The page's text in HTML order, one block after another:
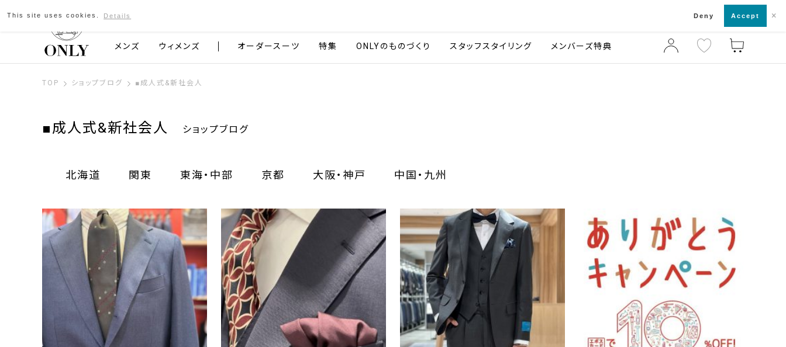
京都発のスーツブランド ONLY 店舗一覧・来店予約
メンズ ウィメンズ オーダースーツ 特集 ONLYのものづくり スタッフスタイリング メンバーズ特典
TOP ショップブログ ■成人式&新社会人
■成人式&新社会人 ショップブログ
北海道 関東 東海・中部 京都 大阪・神戸 中国・九州
This site uses cookies. Details Deny Accept ×